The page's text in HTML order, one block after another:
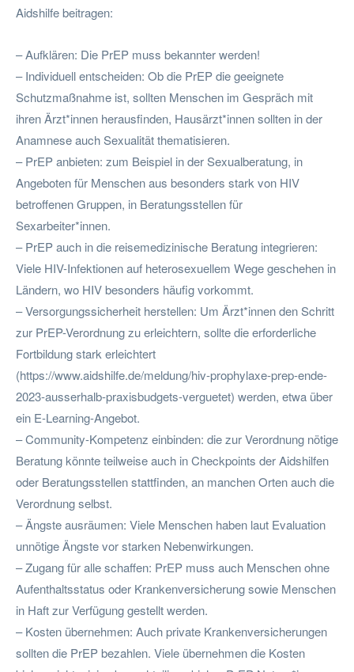
Aidshilfe beitragen:
– Aufklären: Die PrEP muss bekannter werden!
– Individuell entscheiden: Ob die PrEP die geeignete
Schutzmaßnahme ist, sollten Menschen im Gespräch mit
ihren Ärzt*innen herausfinden, Hausärzt*innen sollten in der
Anamnese auch Sexualität thematisieren.
– PrEP anbieten: zum Beispiel in der Sexualberatung, in
Angeboten für Menschen aus besonders stark von HIV
betroffenen Gruppen, in Beratungsstellen für
Sexarbeiter*innen.
– PrEP auch in die reisemedizinische Beratung integrieren:
Viele HIV-Infektionen auf heterosexuellem Wege geschehen in
Ländern, wo HIV besonders häufig vorkommt.
– Versorgungssicherheit herstellen: Um Ärzt*innen den Schritt
zur PrEP-Verordnung zu erleichtern, sollte die erforderliche
Fortbildung stark erleichtert
(https://www.aidshilfe.de/meldung/hiv-prophylaxe-prep-ende-
2023-ausserhalb-praxisbudgets-verguetet) werden, etwa über
ein E-Learning-Angebot.
– Community-Kompetenz einbinden: die zur Verordnung nötige
Beratung könnte teilweise auch in Checkpoints der Aidshilfen
oder Beratungsstellen stattfinden, an manchen Orten auch die
Verordnung selbst.
– Ängste ausräumen: Viele Menschen haben laut Evaluation
unnötige Ängste vor starken Nebenwirkungen.
– Zugang für alle schaffen: PrEP muss auch Menschen ohne
Aufenthaltsstatus oder Krankenversicherung sowie Menschen
in Haft zur Verfügung gestellt werden.
– Kosten übernehmen: Auch private Krankenversicherungen
sollten die PrEP bezahlen. Viele übernehmen die Kosten